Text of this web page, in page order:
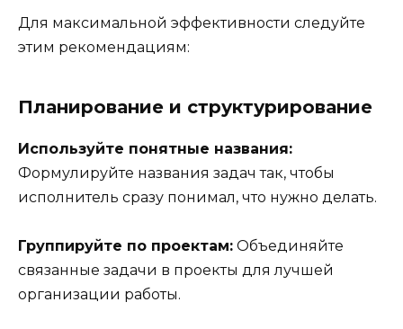
Для максимальной эффективности следуйте
этим рекомендациям:
Планирование и структурирование
Используйте понятные названия:
Формулируйте названия задач так, чтобы
исполнитель сразу понимал, что нужно делать.
Группируйте по проектам: Объединяйте
связанные задачи в проекты для лучшей
организации работы.